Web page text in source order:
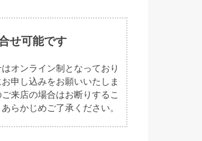
せ可能です
オンライン制となっており
申し込みをお願いいたしま
来店の場合はお断りするこ
らかじめご了承ください。